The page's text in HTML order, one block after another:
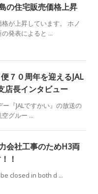
の住宅販売価格上昇
が上昇しています。 ホノ
発表によると ...
７０周年を迎えるJAL
店長インタビュー
『JALですかい』の放送の
グルー ...
会社工事のためH3両
！
closed in both d ...